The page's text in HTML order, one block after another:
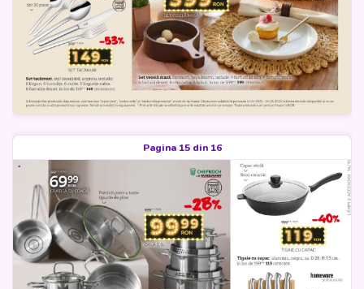
Pagina 15 din 16